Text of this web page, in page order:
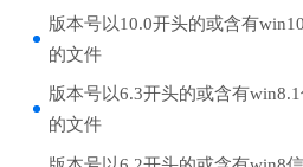
版本号以10.0开头的或含有
的文件
版本号以6.3开头的或含有
的文件